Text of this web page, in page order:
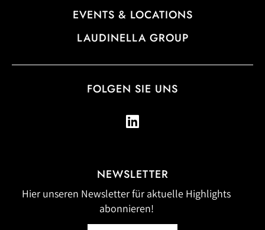
EVENTS & LOCATIONS
LAUDINELLA GROUP
FOLGEN SIE UNS
NEWSLETTER
Hier unseren Newsletter für aktuelle Highlights
abonnieren!